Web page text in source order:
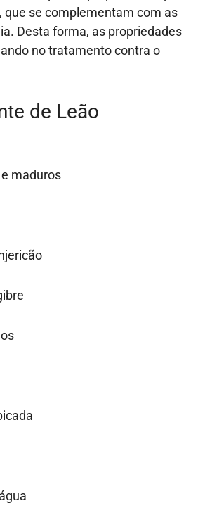
que se complementam com as
Desta forma, as propriedades
no tratamento contra o
de Leão
maduros